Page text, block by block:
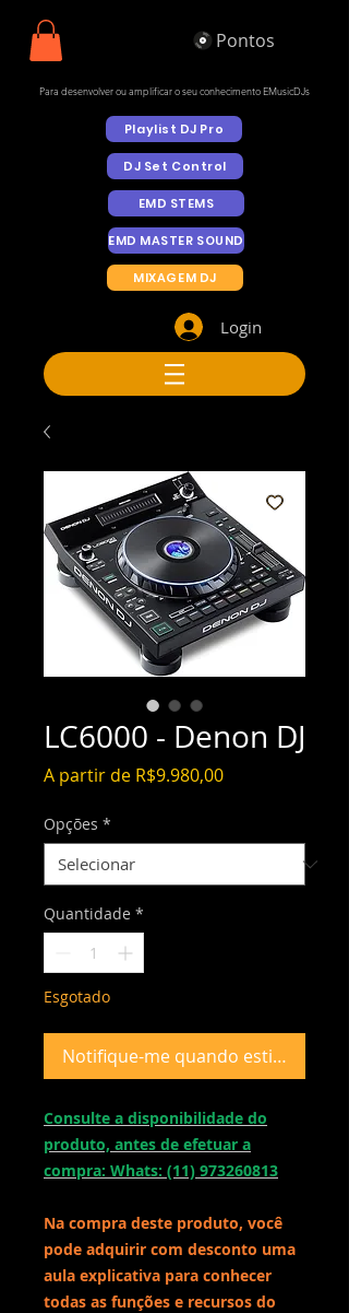
Pontos
Para desenvolver ou amplificar o seu conhecimento EMusicDJs
Playlist DJ Pro
DJ Set Control
EMD STEMS
EMD MASTER SOUND
MIXAGEM DJ
Login
LC6000 - Denon DJ
A partir de R$9.980,00Preço
Opções *
Quantidade *
Esgotado
Notifique-me quando estiver
Consulte a disponibilidade do
produto, antes de efetuar a
compra: Whats: (11) 973260813
Na compra deste produto, você
pode adquirir com desconto uma
aula explicativa para conhecer
todas as funções e recursos do